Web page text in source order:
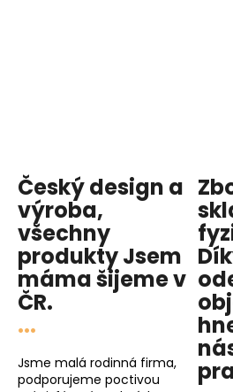
Český design a
výroba,
všechny
produktyJsem
mámašijeme v
ČR.
...
Jsme malá rodinná firma,
podporujeme poctivou